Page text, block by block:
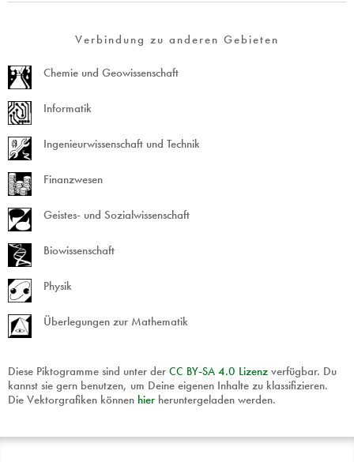
Verbindung zu anderen Gebieten
Chemie und Geowissenschaft
Informatik
Ingenieurwissenschaft und Technik
Finanzwesen
Geistes- und Sozialwissenschaft
Biowissenschaft
Physik
Überlegungen zur Mathematik
Diese Piktogramme sind unter der CC BY-SA 4.0 Lizenz verfügbar. Du
kannst sie gern benutzen, um Deine eigenen Inhalte zu klassifizieren.
Die Vektorgrafiken können hier heruntergeladen werden.